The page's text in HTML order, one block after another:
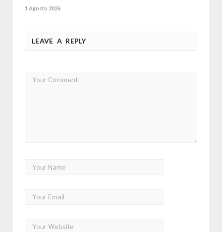
1 Agosto 2026
LEAVE A REPLY